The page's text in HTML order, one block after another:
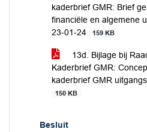
kaderbrief GMR: Brief
financiële en algemene
23-01-24
159 KB
13d. Bijlage bij
Kaderbrief GMR:
kaderbrief GMR
150 KB
Besluit